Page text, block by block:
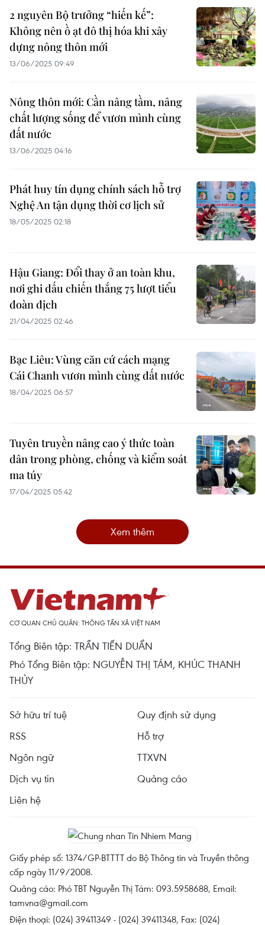
2 nguyên Bộ trưởng “hiến kế”:
Không nên ồ ạt đô thị hóa khi xây
dựng nông thôn mới
13/06/2025 09:49
Nông thôn mới: Cần nâng tầm, nâng
chất lượng sống để vươn mình cùng
đất nước
13/06/2025 04:16
Phát huy tín dụng chính sách hỗ trợ
Nghệ An tận dụng thời cơ lịch sử
18/05/2025 02:18
Hậu Giang: Đổi thay ở an toàn khu,
nơi ghi dấu chiến thắng 75 lượt tiểu
đoàn địch
21/04/2025 02:46
Bạc Liêu: Vùng căn cứ cách mạng
Cái Chanh vươn mình cùng đất nước
18/04/2025 06:57
Tuyên truyền nâng cao ý thức toàn
dân trong phòng, chống và kiểm soát
ma túy
17/04/2025 05:42
Xem thêm
CƠ QUAN CHỦ QUẢN: THÔNG TẤN XÃ VIỆT NAM
Tổng Biên tập: TRẦN TIẾN DUẨN
Phó Tổng Biên tập: NGUYỄN THỊ TÁM, KHÚC THANH
THỦY
Sở hữu trí tuệ
Quy định sử dụng
RSS
Hỗ trợ
Ngôn ngữ
TTXVN
Dịch vụ tin
Quảng cáo
Liên hệ
Giấy phép số: 1374/GP-BTTTT do Bộ Thông tin và Truyền thông
cấp ngày 11/9/2008.
Quảng cáo: Phó TBT Nguyễn Thị Tám: 093.5958688, Email:
tamvna@gmail.com
Điện thoại: (024) 39411349 - (024) 39411348, Fax: (024)